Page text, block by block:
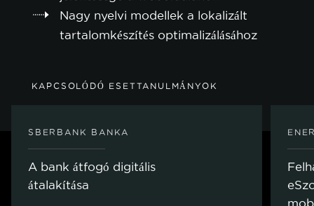
Nagy nyelvi modellek a lokalizált
tartalomkészítés optimalizálásához
KAPCSOLÓDÓ ESETTANULMÁNYOK
SBERBANK BANKA
A bank átfogó digitális
átalakítása